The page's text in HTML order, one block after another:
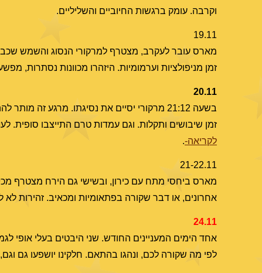
וקרבה. עומק ברגשות החיוביים והשליליים.
19.11
מארס עובר לעקרב, מצטרף למרקורי הנסוג והשמש
זמן מניפולציות וערמומיות. היזהרו מכוונות נסתרות,
20.11
בשעה 21:12 מרקורי יסיים את נסיגתו. מרגע
זמן שיבושים ותקלות. וגם עמדות טרם התייצבו סופית.
לקריאה-.
21-22.11
אחרונים, או דבר שקורה בפתאומיות ומכאיב. זהירות לא
24.11
אחד הימים המעניינים החודש. שני היבטים בעלי אופי
לפי מה שקורה לכם, ונהגו בהתאם. חלקינו יושפעו גם